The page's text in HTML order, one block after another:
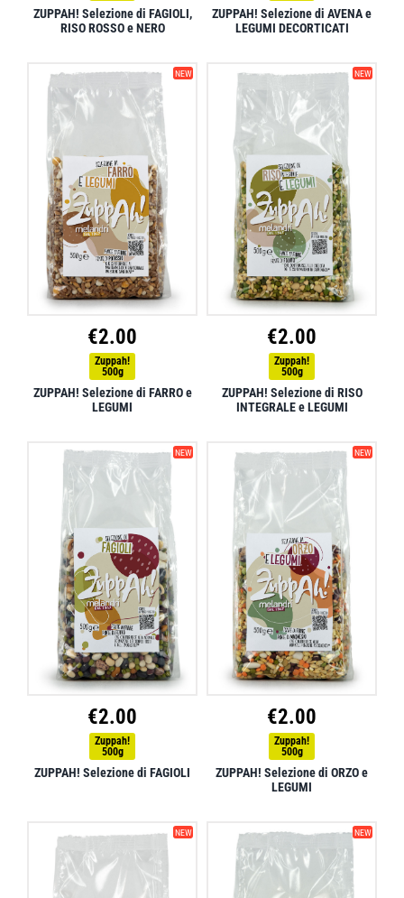
ZUPPAH! Selezione di FAGIOLI,
RISO ROSSO e NERO
ZUPPAH! Selezione di AVENA e
LEGUMI DECORTICATI
NEW
€2.00
Zuppah!
500g
ZUPPAH! Selezione di FARRO e
LEGUMI
NEW
€2.00
Zuppah!
500g
ZUPPAH! Selezione di RISO
INTEGRALE e LEGUMI
NEW
€2.00
Zuppah!
500g
ZUPPAH! Selezione di FAGIOLI
NEW
€2.00
Zuppah!
500g
ZUPPAH! Selezione di ORZO e
LEGUMI
NEW NEW